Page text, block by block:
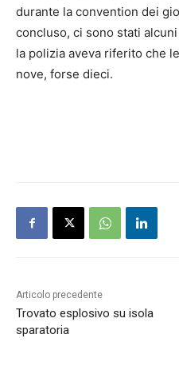
durante la convention dei
concluso, ci sono stati
la polizia aveva riferito che
nove, forse dieci.
Articolo precedente
Trovato esplosivo su isola
sparatoria